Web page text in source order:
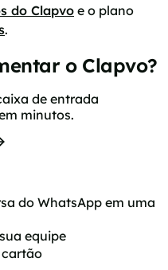
do Clapvo e o plano
.
o Clapvo?
de entrada
minutos.
do WhatsApp em uma
equipe